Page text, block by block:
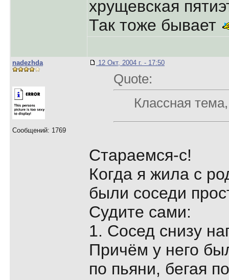
хрущевская
Так тоже бывает
nadezhda
Сообщений: 1769
12 Окт, 2004 г. - 17:50
Quote:
Классная
Стараемся-с!
Когда я жила с
были соседи
Судите сами:
1. Сосед снизу
Причём у него
по пьяни, бегая